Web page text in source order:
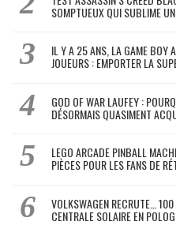
SOMPTUEUX QUI SUBLIME
IL Y A 25 ANS, LA GAME BOY
JOUEURS : EMPORTER LA
GOD OF WAR LAUFEY :
DÉSORMAIS QUASIMENT
LEGO ARCADE PINBALL
PIÈCES POUR LES FANS DE
VOLKSWAGEN RECRUTE…
CENTRALE SOLAIRE EN